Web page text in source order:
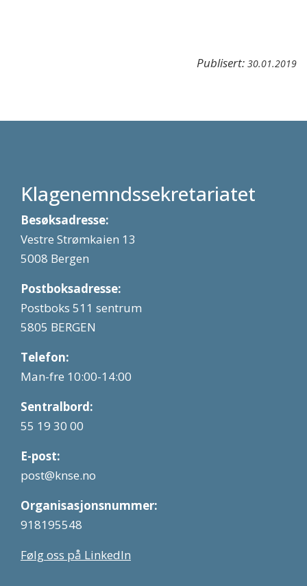
Publisert: 30.01.2019
Klagenemndssekretariatet
Besøksadresse:
Vestre Strømkaien 13
5008 Bergen
Postboksadresse:
Postboks 511 sentrum
5805 BERGEN
Telefon:
Man-fre 10:00-14:00
Sentralbord:
55 19 30 00
E-post:
post@knse.no
Organisasjonsnummer:
918195548
Følg oss på LinkedIn